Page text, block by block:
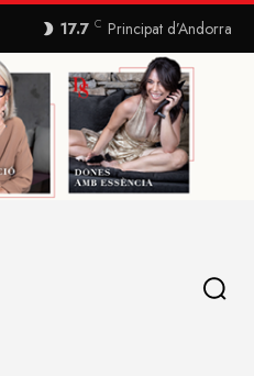
17.7 C Principat d’Andorra